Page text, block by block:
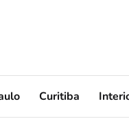
Curitiba